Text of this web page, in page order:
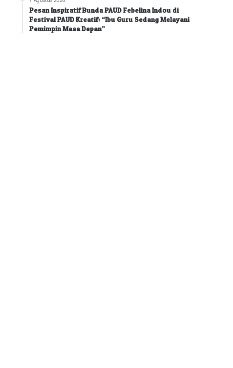
Pesan Inspiratif Bunda PAUD Febelina Indou di
Festival PAUD Kreatif: “Ibu Guru Sedang Melayani
Pemimpin Masa Depan”